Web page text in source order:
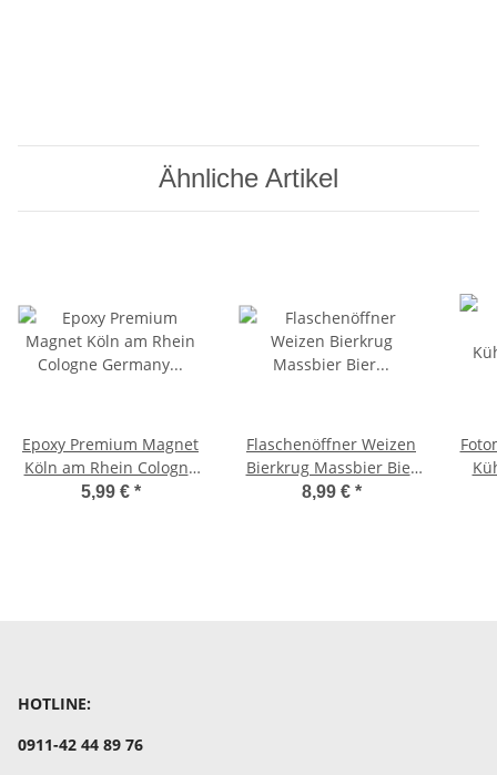
Ähnliche Artikel
Epoxy Premium Magnet
Köln am Rhein Cologne
Germany Deutschland
5,99 € *
Flaschenöffner Weizen
Bierkrug Massbier Bier
Köln Cologne K1
8,99 € *
HOTLINE:
0911-42 44 89 76